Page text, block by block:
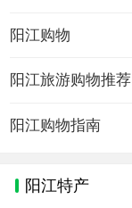
阳江购物
阳江旅游购物推荐
阳江购物指南
阳江特产